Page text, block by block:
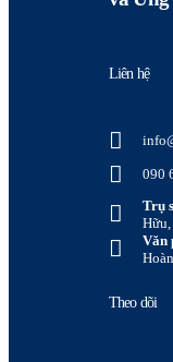
Liên hệ
090
Trụ
Văn
Theo dõi